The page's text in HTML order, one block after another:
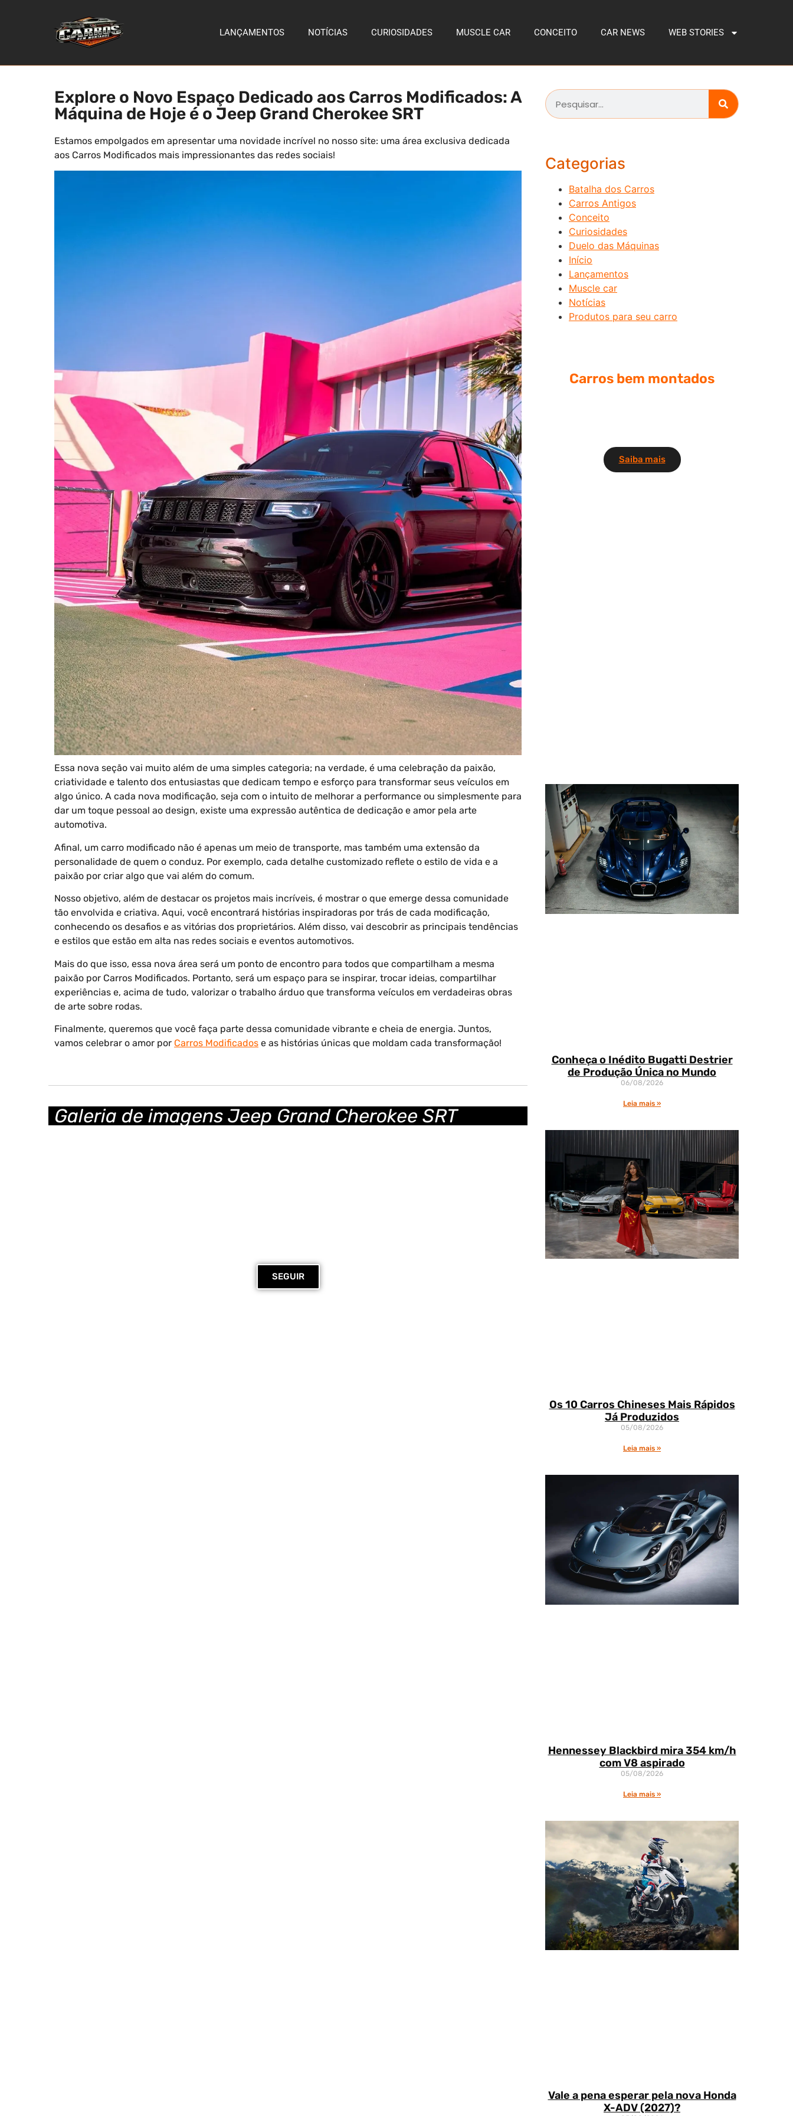
LANÇAMENTOS NOTÍCIAS CURIOSIDADES MUSCLE CAR CONCEITO CAR NEWS WEB STORIES
Explore o Novo Espaço Dedicado aos Carros Modificados: A
Máquina de Hoje é o Jeep Grand Cherokee SRT
Estamos empolgados em apresentar uma novidade incrível no nosso site: uma área exclusiva dedicada
aos Carros Modificados mais impressionantes das redes sociais!
Essa nova seção vai muito além de uma simples categoria; na verdade, é uma celebração da paixão,
criatividade e talento dos entusiastas que dedicam tempo e esforço para transformar seus veículos em
algo único. A cada nova modificação, seja com o intuito de melhorar a performance ou simplesmente para
dar um toque pessoal ao design, existe uma expressão autêntica de dedicação e amor pela arte
automotiva.
Afinal, um carro modificado não é apenas um meio de transporte, mas também uma extensão da
personalidade de quem o conduz. Por exemplo, cada detalhe customizado reflete o estilo de vida e a
paixão por criar algo que vai além do comum.
Nosso objetivo, além de destacar os projetos mais incríveis, é mostrar o que emerge dessa comunidade
tão envolvida e criativa. Aqui, você encontrará histórias inspiradoras por trás de cada modificação,
conhecendo os desafios e as vitórias dos proprietários. Além disso, vai descobrir as principais tendências
e estilos que estão em alta nas redes sociais e eventos automotivos.
Mais do que isso, essa nova área será um ponto de encontro para todos que compartilham a mesma
paixão por Carros Modificados. Portanto, será um espaço para se inspirar, trocar ideias, compartilhar
experiências e, acima de tudo, valorizar o trabalho árduo que transforma veículos em verdadeiras obras
de arte sobre rodas.
Finalmente, queremos que você faça parte dessa comunidade vibrante e cheia de energia. Juntos,
vamos celebrar o amor por Carros Modificados e as histórias únicas que moldam cada transformação!
Galeria de imagens Jeep Grand Cherokee SRT
SEGUIR
Categorias
Batalha dos Carros
Carros Antigos
Conceito
Curiosidades
Duelo das Máquinas
Início
Lançamentos
Muscle car
Notícias
Produtos para seu carro
Carros bem montados
Saiba mais
Conheça o Inédito Bugatti Destrier
de Produção Única no Mundo
06/08/2026
Leia mais »
Os 10 Carros Chineses Mais Rápidos
Já Produzidos
05/08/2026
Leia mais »
Hennessey Blackbird mira 354 km/h
com V8 aspirado
05/08/2026
Leia mais »
Vale a pena esperar pela nova Honda
X-ADV (2027)?